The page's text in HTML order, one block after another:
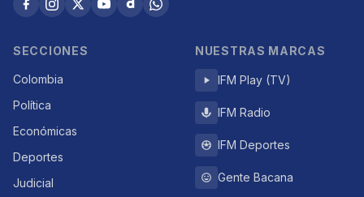
SECCIONES
Colombia
Política
Económicas
Deportes
Judicial
NUESTRAS MARCAS
IFM Play (TV)
IFM Radio
IFM Deportes
Gente Bacana